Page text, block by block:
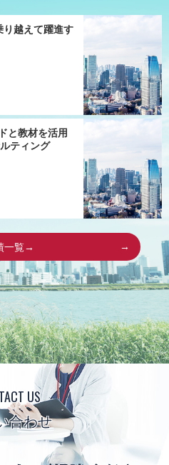
越えて躍進す
と教材を活用
ティング
一覧→
US
合わせ